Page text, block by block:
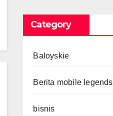
Category
Baloyskie
Berita mobile legends
bisnis